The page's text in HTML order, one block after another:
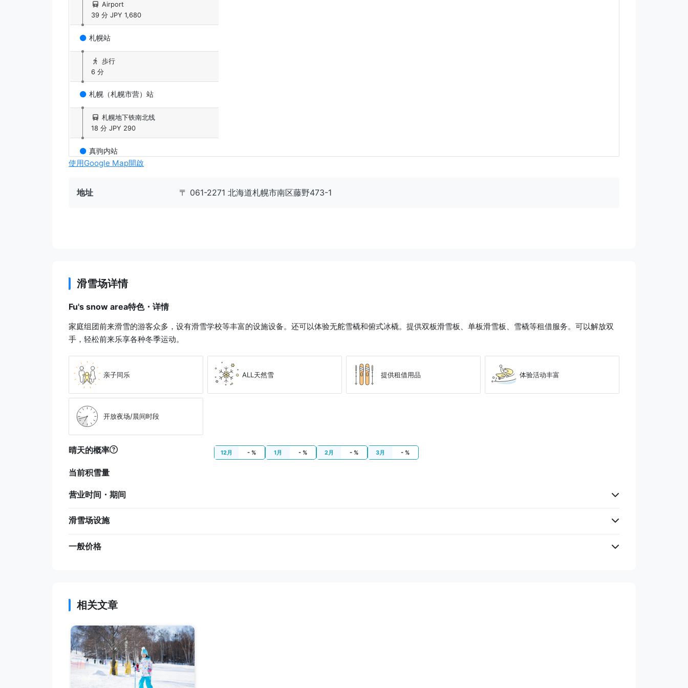
Airport
39 分 JPY 1,680
札幌站
歩行
6 分
札幌（札幌市营）站
札幌地下铁南北线
18 分 JPY 290
真驹内站
使用Google Map開啟
地址 〒 061-2271 北海道札幌市南区藤野473-1
滑雪场详情
Fu's snow area特色・详情
家庭组团前来滑雪的游客众多，设有滑雪学校等丰富的设施设备。还可以体验无舵雪橇和俯式冰橇。提供双板滑雪板、单板滑雪板、雪橇等租借服务。可以解放双
手，轻松前来乐享各种冬季运动。
亲子同乐 ALL天然雪 提供租借用品 体验活动丰富
开放夜场/晨间时段
晴天的概率 12月 - % 1月 - % 2月 - % 3月 - %
当前积雪量
营业时间・期间
滑雪场设施
一般价格
相关文章